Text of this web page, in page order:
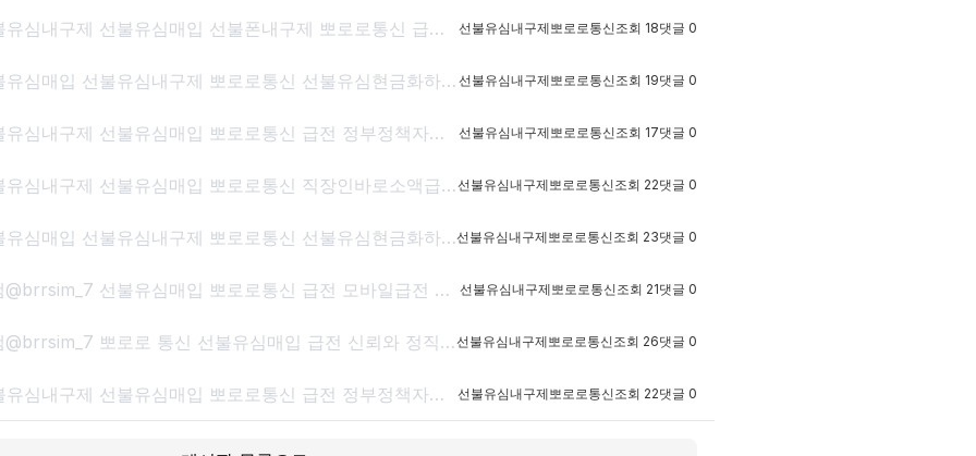
@brrsim_7텔레그램 선불유심내구제 선불유심매입 선불폰내구제 뽀로로통신 급전 선불유심현금화하는업체 선불유심구매 무직신불자소액급전 선불유심내구제뽀로로통신조회 18댓글 0
@brrsim_7텔레그램 선불유심매입 선불유심내구제 뽀로로통신 선불유심현금화하는업체 프리랜서소액급전 선불폰유심매입합니다 급전 선불유심구매 바로정산 선불유심내구제뽀로로통신조회 19댓글 0
텔레그램@brrsim_7 선불유심내구제 선불유심매입 뽀로로통신 급전 정부정책자금생활안정생계급전지원금 선불유심구매 연체자바로소액급전 선불유심내구제뽀로로통신조회 17댓글 0
텔레그램@brrsim_7 선불유심내구제 선불유심매입 뽀로로통신 직장인바로소액급전 선불유심구매 급전 연체자바로소액급전 근로복지공단긴급생계비선불유심내구제뽀로로통신조회 22댓글 0
@brrsim_7텔레그램 선불유심매입 선불유심내구제 뽀로로통신 선불유심현금화하는업체 프리랜서소액급전 선불폰유심매입합니다 급전 선불유심구매 바로정산선불유심내구제뽀로로통신조회 23댓글 0
선불유심내구제 텔레그램@brrsim_7 선불유심매입 뽀로로통신 급전 모바일급전 저신용자비상금소액 유심칩매입문의 선불유심구매 선불유심내구제뽀로로통신조회 21댓글 0
선불유심내구제 텔레그램@brrsim_7 뽀로로 통신 선불유심매입 급전 신뢰와 정직으로 함께하는 금융 파트너,뽀로로 통신 정식등록된 선불유심내구제 선불유심구매 정식업체로서 고객 여선불유심내구제뽀로로통신조회 26댓글 0
텔레그램@brrsim_7 선불유심내구제 선불유심매입 뽀로로통신 급전 정부정책자금생활안정생계급전지원금 선불유심구매 연체자바로소액급전 선불유심내구제뽀로로통신조회 22댓글 0